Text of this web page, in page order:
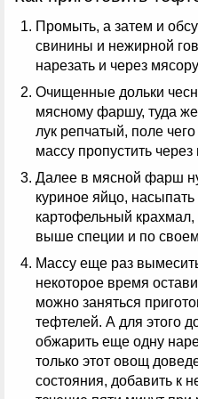
Промыть, а затем и
свинины и нежирной
нарезать и через
Очищенные дольки
мясному фаршу, туда
лук репчатый, поле
массу пропустить через
Далее в мясной фарш
куриное яйцо, насыпать
картофельный
выше специи и по
Массу еще раз
некоторое время
можно заняться
тефтелей. А для этого
обжарить еще одну
только этот овощ
состояния, добавить к